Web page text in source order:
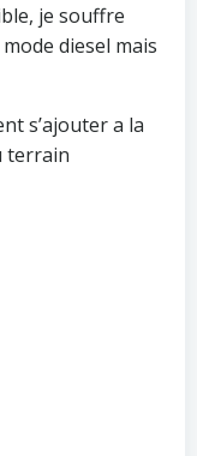
je souffre
diesel mais
s’ajouter a la
terrain